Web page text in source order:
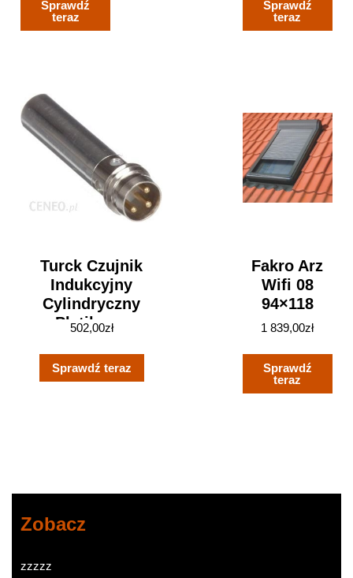
Sprawdź
teraz
Sprawdź
teraz
Turck Czujnik
Indukcyjny
Cylindryczny
Platikowy
(BI5P18Y1XS975M)
502,00zł
Sprawdź teraz
Fakro Arz
Wifi 08
94×118
1 839,00zł
Sprawdź
teraz
Zobacz
zzzzz